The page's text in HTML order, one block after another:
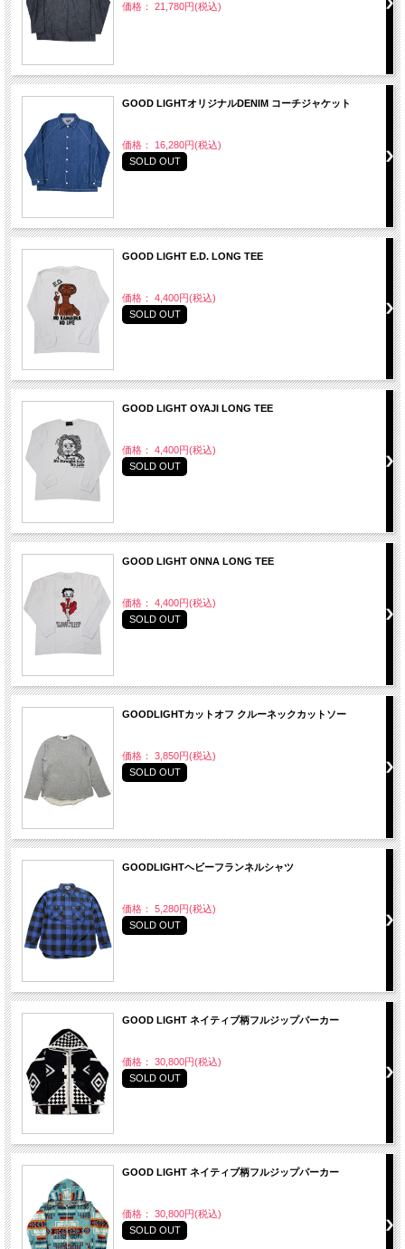
価格： 21,780円(税込)
GOOD LIGHTオリジナルDENIM コーチジャケット
価格： 16,280円(税込)
SOLD OUT
GOOD LIGHT E.D. LONG TEE
価格： 4,400円(税込)
SOLD OUT
GOOD LIGHT OYAJI LONG TEE
価格： 4,400円(税込)
SOLD OUT
GOOD LIGHT ONNA LONG TEE
価格： 4,400円(税込)
SOLD OUT
GOODLIGHTカットオフ クルーネックカットソー
価格： 3,850円(税込)
SOLD OUT
GOODLIGHTヘビーフランネルシャツ
価格： 5,280円(税込)
SOLD OUT
GOOD LIGHT ネイティブ柄フルジップパーカー
価格： 30,800円(税込)
SOLD OUT
GOOD LIGHT ネイティブ柄フルジップパーカー
価格： 30,800円(税込)
SOLD OUT